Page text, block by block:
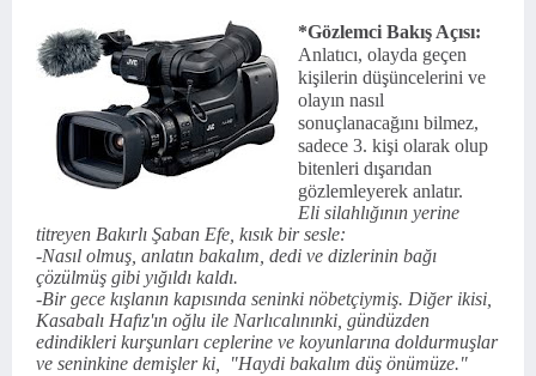
*Gözlemci Bakış Açısı:
Anlatıcı, olayda geçen
kişilerin düşüncelerini ve
olayın nasıl
sonuçlanacağını bilmez,
sadece 3. kişi olarak olup
bitenleri dışarıdan
gözlemleyerek anlatır.
Eli silahlığının yerine
titreyen Bakırlı Şaban Efe, kısık bir sesle:
-Nasıl olmuş, anlatın bakalım, dedi ve dizlerinin bağı
çözülmüş gibi yığıldı kaldı.
-Bir gece kışlanın kapısında seninki nöbetçiymiş. Diğer ikisi,
Kasabalı Hafız'ın oğlu ile Narlıcalınınki, gündüzden
edindikleri kurşunları ceplerine ve koyunlarına doldurmuşlar
ve seninkine demişler ki,
"Haydi bakalım düş önümüze."